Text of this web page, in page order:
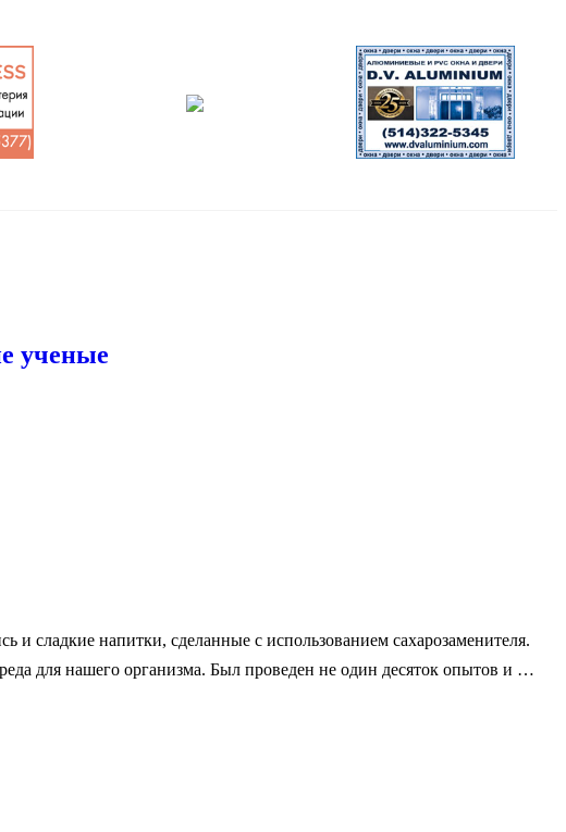
ученые
сладкие напитки, сделанные с использованием сахарозаменителя.
для нашего организма. Был проведен не один десяток опытов и …